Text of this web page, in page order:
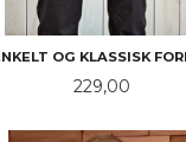
OG KLASSISK
Pris
229,00